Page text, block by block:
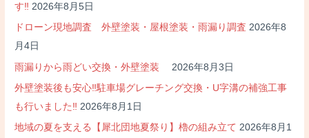
す‼ 2026年8月5日
ドローン現地調査 外壁塗装・屋根塗装・雨漏り調査 2026年8
月4日
雨漏りから雨どい交換・外壁塗装 2026年8月3日
外壁塗装後も安心‼駐車場グレーチング交換・U字溝の補強工事
も行いました‼ 2026年8月1日
地域の夏を支える【犀北団地夏祭り】櫓の組み立て 2026年8月1